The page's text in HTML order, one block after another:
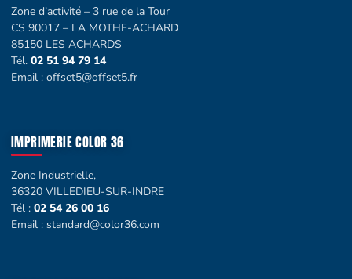
Zone d’activité – 3 rue de la Tour
CS 90017 – LA MOTHE-ACHARD
85150 LES ACHARDS
Tél. 02 51 94 79 14
Email : offset5@offset5.fr
IMPRIMERIE COLOR 36
Zone Industrielle,
36320 VILLEDIEU-SUR-INDRE
Tél : 02 54 26 00 16
Email : standard@color36.com